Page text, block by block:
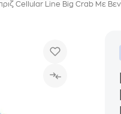
Cellular Line Big Crab Με